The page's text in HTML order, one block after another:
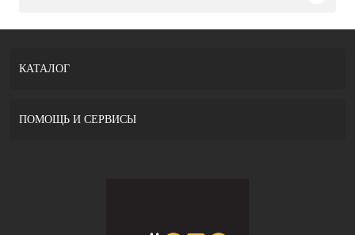
КАТАЛОГ
ПОМОЩЬ И СЕРВИСЫ